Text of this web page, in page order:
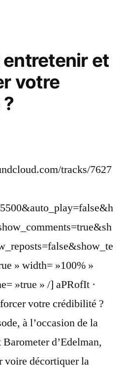
et
votre
tracks/7627
» width= »100% »
»true » /] aPRofIt ·
votre crédibilité ?
à l’occasion de la
d’Edelman,
voire décortiquer la